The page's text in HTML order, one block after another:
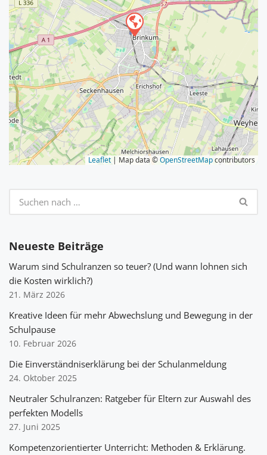
Leaflet| Map data ©OpenStreetMapcontributors
Neueste Beiträge
Warum sind Schulranzen so teuer? (Und wann lohnen sich
die Kosten wirklich?)
21. März 2026
Kreative Ideen für mehr Abwechslung und Bewegung in der
Schulpause
10. Februar 2026
Die Einverständniserklärung bei der Schulanmeldung
24. Oktober 2025
Neutraler Schulranzen: Ratgeber für Eltern zur Auswahl des
perfekten Modells
27. Juni 2025
Kompetenzorientierter Unterricht: Methoden & Erklärung.